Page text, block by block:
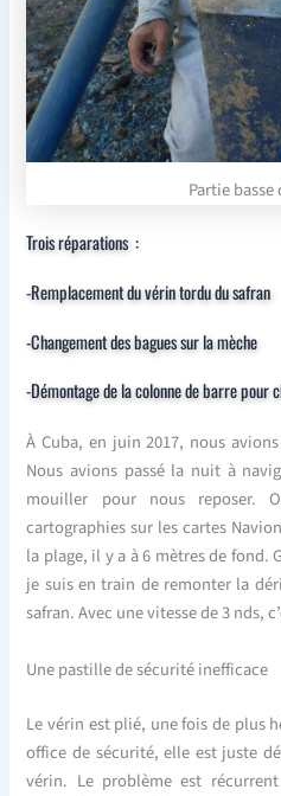
Partie basse
Trois réparations :
-Remplacement du vérin tordu du safran
-Changement des bagues sur la mèche
-Démontage de la colonne de barre pour
À Cuba, en juin 2017, nous
Nous avions passé la nuit à
mouiller pour nous reposer.
cartographies sur les cartes
la plage, il y a à 6 mètres de fond.
je suis en train de remonter la
safran. Avec une vitesse de 3 nds,
Une pastille de sécurité inefficace
Le vérin est plié, une fois de plus
office de sécurité, elle est juste
vérin. Le problème est